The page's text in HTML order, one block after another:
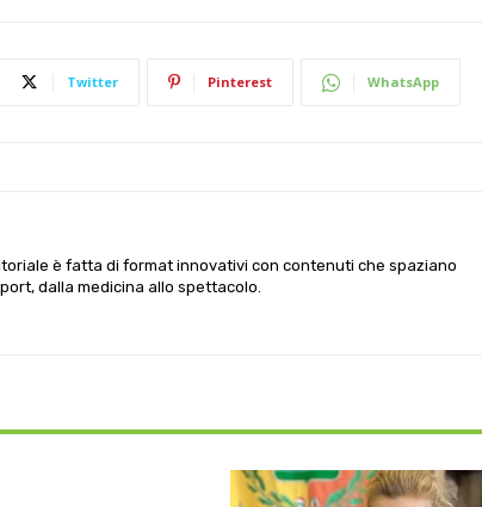
Twitter Pinterest WhatsApp
è fatta di format innovativi con contenuti che spaziano
dalla medicina allo spettacolo.